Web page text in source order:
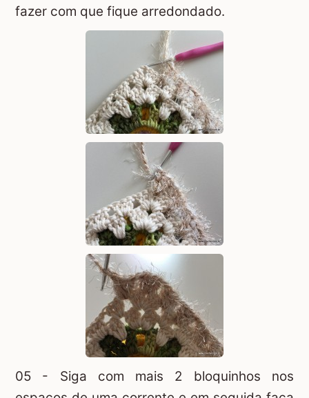
fazer com que fique arredondado.
05 - Siga com mais 2 bloquinhos nos